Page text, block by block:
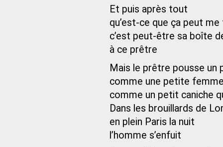
Et puis après tout
qu’est-ce que ça peut
c’est peut-être sa boîte
à ce prêtre
Mais le prêtre pousse un
comme une petite
comme un petit caniche
Dans les brouillards de
en plein Paris la nuit
l’homme s’enfuit